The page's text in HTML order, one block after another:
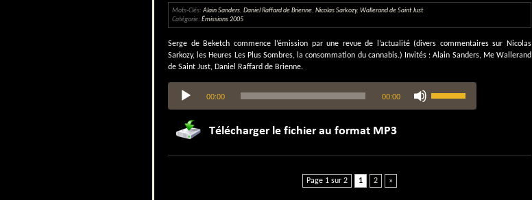
volume.
Mots-Clés: Alain Sanders, Daniel Raffard de Brienne, Nicolas Sarkozy, Wallerand de Saint Just
Catégorie: Émissions 2005
Serge de Beketch commence l’émission par une revue de l’actualité (divers commentaires sur Nicolas
Sarkozy, les Heures Les Plus Sombres, la consommation du cannabis.) Invités : Alain Sanders, Me Wallerand
de Saint Just, Daniel Raffard de Brienne.
Lecteur
audio
00:00 00:00
les
flèches
ou
Page 1 sur 2 1 2 »